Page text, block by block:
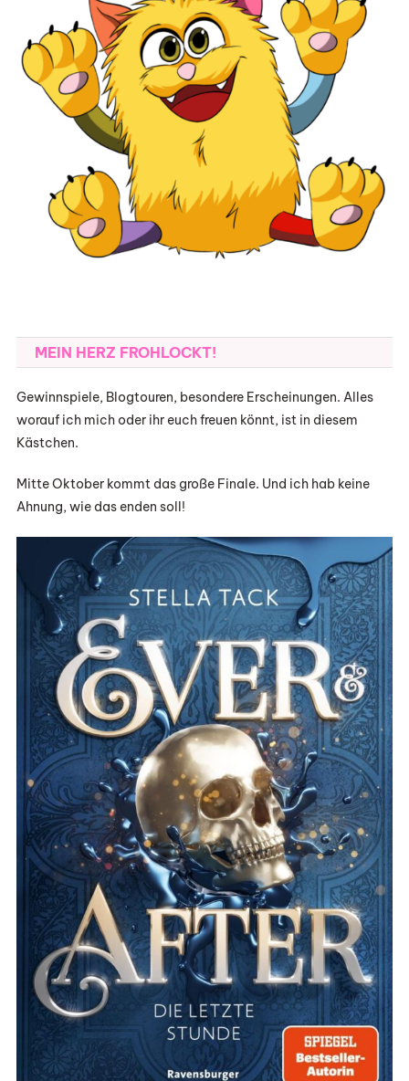
MEIN HERZ FROHLOCKT!
Gewinnspiele, Blogtouren, besondere Erscheinungen. Alles
worauf ich mich oder ihr euch freuen könnt, ist in diesem
Kästchen.
Mitte Oktober kommt das große Finale. Und ich hab keine
Ahnung, wie das enden soll!